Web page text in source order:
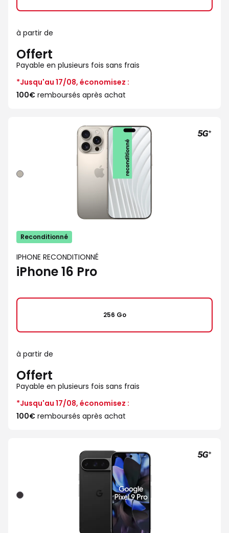
à partir de
Offert
Payable en plusieurs fois sans frais
*Jusqu'au 17/08, économisez :
100€ remboursés après achat
Naturel
Reconditionné
IPHONE RECONDITIONNÉ
iPhone 16 Pro
256 Go
à partir de
Offert
Payable en plusieurs fois sans frais
*Jusqu'au 17/08, économisez :
100€ remboursés après achat
Noir